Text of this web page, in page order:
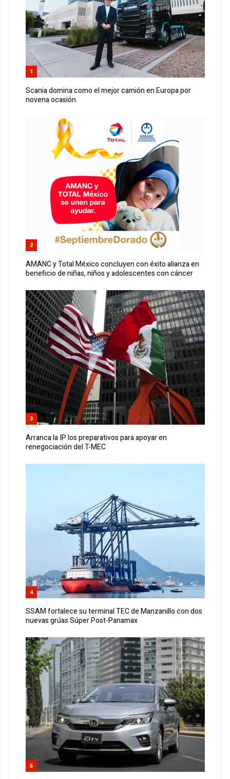
1
Scania domina como el mejor camión en Europa por
novena ocasión
2
AMANC y Total México concluyen con éxito alianza en
beneficio de niñas, niños y adolescentes con cáncer
3
Arranca la IP los preparativos para apoyar en
renegociación del T-MEC
4
SSAM fortalece su terminal TEC de Manzanillo con dos
nuevas grúas Súper Post-Panamax
5